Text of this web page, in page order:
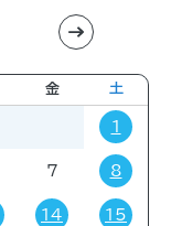
ック・ゲーム
金 土
1
7 8
14 15